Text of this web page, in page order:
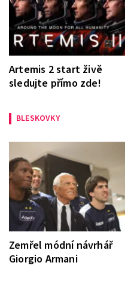
Artemis 2 start živě
sledujte přímo zde!
BLESKOVKY
Zemřel módní návrhář
Giorgio Armani